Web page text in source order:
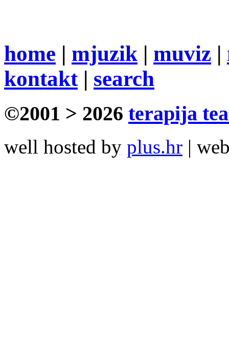
home | mjuzik | muviz |
kontakt| search
©2001 > 2026 terapija
well hosted by plus.hr |